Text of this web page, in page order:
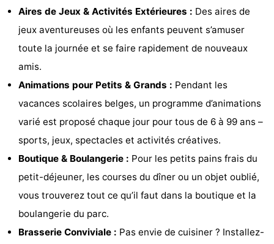
Bruges
-
Gand
Ypres
La
côte
Nature
Het
Zwin
Knokke-
Heist
Zeebrugge
Blankenberge
Wenduine
-
Aires de Jeux & Activités Extérieures : Des aires de
jeux aventureuses où les enfants peuvent s’amuser
toute la journée et se faire rapidement de nouveaux
amis.
Animations pour Petits & Grands : Pendant les
vacances scolaires belges, un programme d’animations
varié est proposé chaque jour pour tous de 6 à 99 ans –
sports, jeux, spectacles et activités créatives.
Boutique & Boulangerie : Pour les petits pains frais du
petit-déjeuner, les courses du dîner ou un objet oublié,
vous trouverez tout ce qu’il faut dans la boutique et la
boulangerie du parc.
Brasserie Conviviale : Pas envie de cuisiner ? Installez-